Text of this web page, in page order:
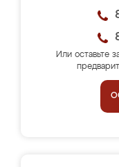
Или оставьте